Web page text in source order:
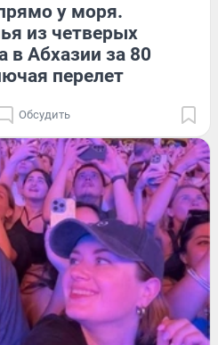
у моря.
из четверых
в Абхазии за 80
перелет
Обсудить